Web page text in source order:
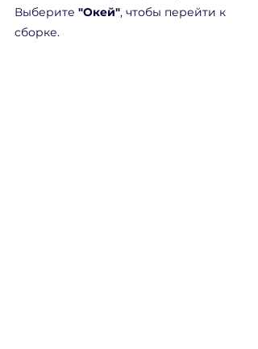
Выберите "Окей", чтобы перейти к
сборке.